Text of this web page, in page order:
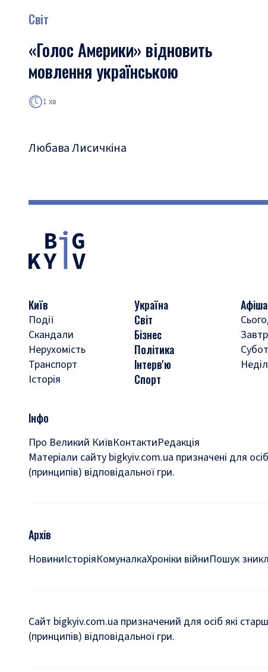
Світ
«Голос Америки» відновить
мовлення українською
1 хв
Любава Лисичкіна
Київ
Події
Скандали
Нерухомість
Транспорт
Історія
Україна
Світ
Бізнес
Політика
Інтерв'ю
Спорт
Афіша
Інфо
Про Великий КиївКонтактиРедакція
Матеріали сайту bigkyiv.com.ua призначені для
(принципів) відповідальної гри.
Архів
НовиниІсторіяКомуналкаХроніки війниПошук
Сайт bigkyiv.com.ua призначений для осіб які
(принципів) відповідальної гри.